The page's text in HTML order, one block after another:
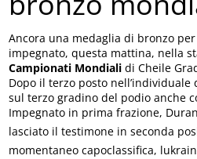
Ancora una medaglia di bronzo per
impegnato, questa mattina, nella
Campionati Mondiali di Cheile
Dopo il terzo posto nell’individuale
sul terzo gradino del podio anche
Impegnato in prima frazione, Durand
lasciato il testimone in seconda
momentaneo capoclassifica,